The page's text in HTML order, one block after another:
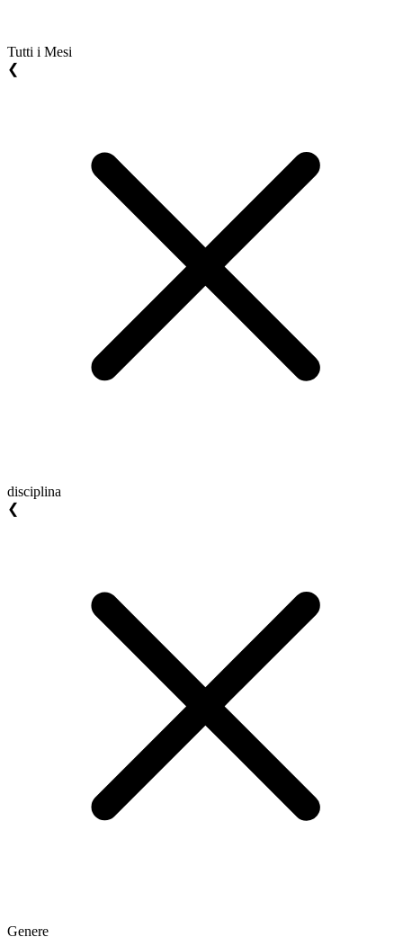
Tutti i Mesi
❮
disciplina
❮
Genere